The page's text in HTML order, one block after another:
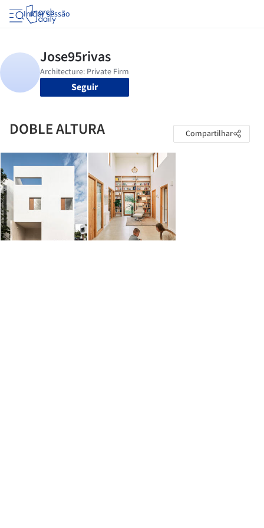
Iniciar sessão
Seguir
DOBLE ALTURA Compartilhar